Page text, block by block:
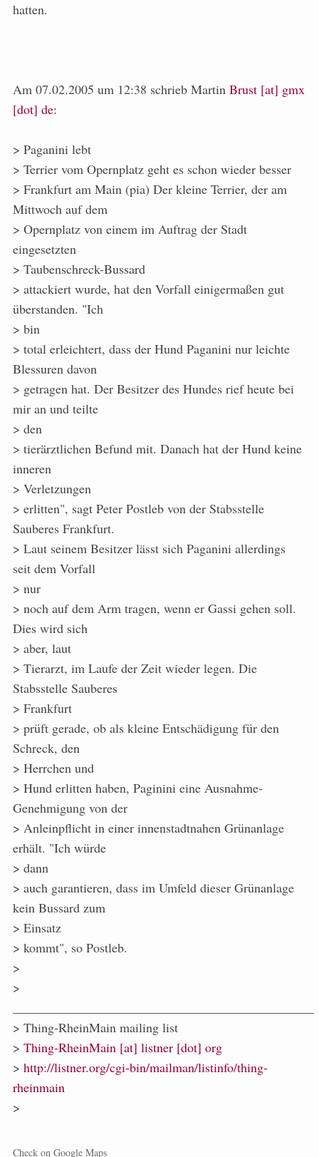
hatten.
Am 07.02.2005 um 12:38 schrieb Martin Brust [at] gmx
[dot] de:
> Paganini lebt
> Terrier vom Opernplatz geht es schon wieder besser
> Frankfurt am Main (pia) Der kleine Terrier, der am
Mittwoch auf dem
> Opernplatz von einem im Auftrag der Stadt
eingesetzten
> Taubenschreck-Bussard
> attackiert wurde, hat den Vorfall einigermaßen gut
überstanden. "Ich
> bin
> total erleichtert, dass der Hund Paganini nur leichte
Blessuren davon
> getragen hat. Der Besitzer des Hundes rief heute bei
mir an und teilte
> den
> tierärztlichen Befund mit. Danach hat der Hund keine
inneren
> Verletzungen
> erlitten", sagt Peter Postleb von der Stabsstelle
Sauberes Frankfurt.
> Laut seinem Besitzer lässt sich Paganini allerdings
seit dem Vorfall
> nur
> noch auf dem Arm tragen, wenn er Gassi gehen soll.
Dies wird sich
> aber, laut
> Tierarzt, im Laufe der Zeit wieder legen. Die
Stabsstelle Sauberes
> Frankfurt
> prüft gerade, ob als kleine Entschädigung für den
Schreck, den
> Herrchen und
> Hund erlitten haben, Paginini eine Ausnahme-
Genehmigung von der
> Anleinpflicht in einer innenstadtnahen Grünanlage
erhält. "Ich würde
> dann
> auch garantieren, dass im Umfeld dieser Grünanlage
kein Bussard zum
> Einsatz
> kommt", so Postleb.
>
>
> Thing-RheinMain mailing list
> Thing-RheinMain [at] listner [dot] org
> http://listner.org/cgi-bin/mailman/listinfo/thing-
rheinmain
>
Check on Google Maps